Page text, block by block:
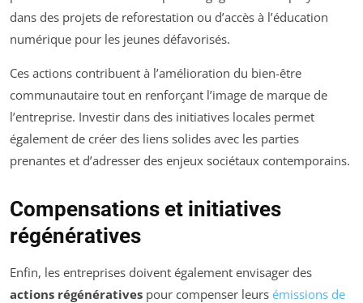
dans des projets de reforestation ou d’accès à l’éducation
numérique pour les jeunes défavorisés.
Ces actions contribuent à l’amélioration du bien-être
communautaire tout en renforçant l’image de marque de
l’entreprise. Investir dans des initiatives locales permet
également de créer des liens solides avec les parties
prenantes et d’adresser des enjeux sociétaux contemporains.
Compensations et initiatives
régénératives
Enfin, les entreprises doivent également envisager des
actions régénératives pour compenser leurs émissions de